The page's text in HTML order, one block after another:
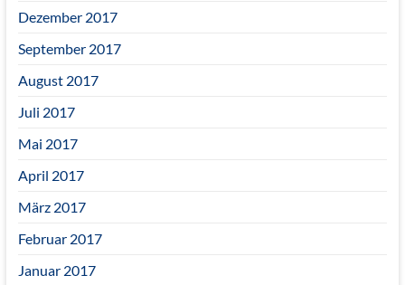
Dezember 2017
September 2017
August 2017
Juli 2017
Mai 2017
April 2017
März 2017
Februar 2017
Januar 2017